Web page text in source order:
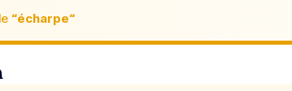
“écharpe“